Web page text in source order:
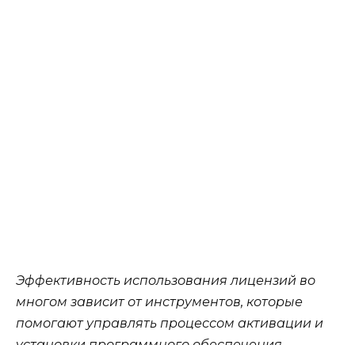
Эффективность использования лицензий во
многом зависит от инструментов, которые
помогают управлять процессом активации и